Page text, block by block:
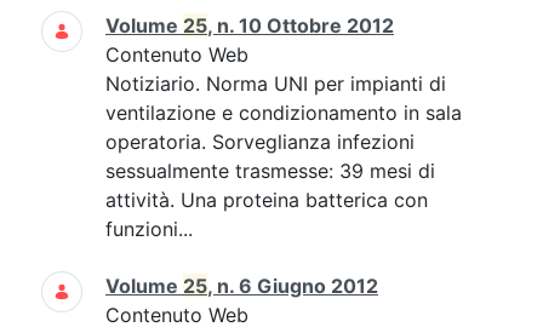
Volume 25, n. 10 Ottobre 2012
Contenuto Web
Notiziario. Norma UNI per impianti di
ventilazione e condizionamento in sala
operatoria. Sorveglianza infezioni
sessualmente trasmesse: 39 mesi di
attività. Una proteina batterica con
funzioni...
Volume 25, n. 6 Giugno 2012
Contenuto Web